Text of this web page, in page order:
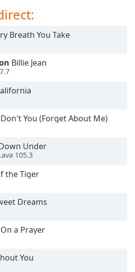
Breath You Take
Billie Jean
Don't You (Forget About Me)
Under
105.3
the Tiger
Dreams
a Prayer
You